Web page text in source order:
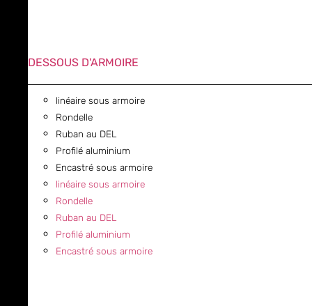
DESSOUS D'ARMOIRE
linéaire sous armoire
Rondelle
Ruban au DEL
Profilé aluminium
Encastré sous armoire
linéaire sous armoire
Rondelle
Ruban au DEL
Profilé aluminium
Encastré sous armoire